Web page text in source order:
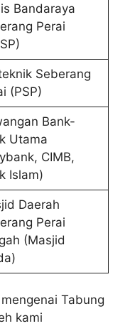
Bandaraya
Perai
Seberang
(PSP)
Bank-
Utama
CIMB,
Islam)
Daerah
Perai
(Masjid
Tabung
kami